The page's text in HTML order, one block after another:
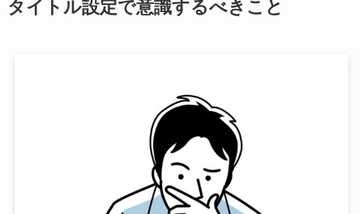
タイトル設定で意識するべきこと